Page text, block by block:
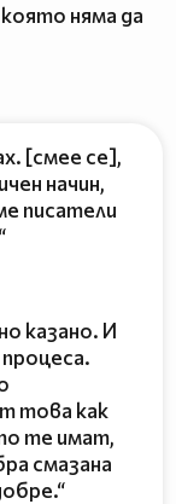
няма да
[смее се],
начин,
писатели
казано. И
това как
те имат,
смазана